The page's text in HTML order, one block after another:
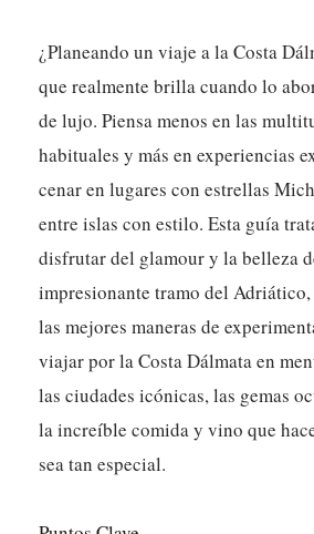
¿Planeando un viaje a la Costa
que realmente brilla cuando lo
de lujo. Piensa menos en las
habituales y más en experiencias
cenar en lugares con estrellas
entre islas con estilo. Esta guía
disfrutar del glamour y la belleza
impresionante tramo del Adriático,
las mejores maneras de
viajar por la Costa Dálmata en
las ciudades icónicas, las gemas
la increíble comida y vino que
sea tan especial.